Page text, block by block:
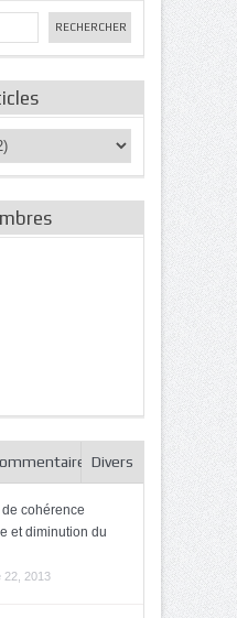
Divers
cohérence
et diminution du
22, 2013